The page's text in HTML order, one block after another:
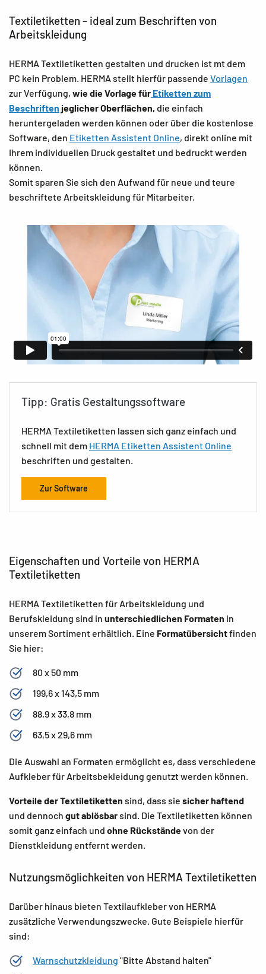
Textiletiketten - ideal zum Beschriften von
Arbeitskleidung
HERMA Textiletiketten gestalten und drucken ist mt dem
PC kein Problem. HERMA stellt hierfür passende Vorlagen
zur Verfügung, wie die Vorlage für Etiketten zum
Beschriften jeglicher Oberflächen, die einfach
heruntergeladen werden können oder über die kostenlose
Software, den Etiketten Assistent Online, direkt online mit
Ihrem individuellen Druck gestaltet und bedruckt werden
können.
Somit sparen Sie sich den Aufwand für neue und teure
beschriftete Arbeitskleidung für Mitarbeiter.
Tipp: Gratis Gestaltungssoftware
HERMA Textiletiketten lassen sich ganz einfach und
schnell mit dem HERMA Etiketten Assistent Online
beschriften und gestalten.
Zur Software
Eigenschaften und Vorteile von HERMA
Textiletiketten
HERMA Textiletiketten für Arbeitskleidung und
Berufskleidung sind in unterschiedlichen Formaten in
unserem Sortiment erhältlich. Eine Formatübersichtfinden
Sie hier:
80 x 50 mm
199,6 x 143,5 mm
88,9 x 33,8 mm
63,5 x 29,6 mm
Die Auswahl an Formaten ermöglicht es, dass verschiedene
Aufkleber für Arbeitsbekleidung genutzt werden können.
Vorteile der Textiletiketten sind, dass sie sicher haftend
und dennoch gut ablösbarsind. Die Textiletiketten können
somit ganz einfach und ohne Rückständevon der
Dienstkleidung entfernt werden.
Nutzungsmöglichkeiten von HERMA Textiletiketten
Darüber hinaus bieten Textilaufkleber von HERMA
zusätzliche Verwendungszwecke. Gute Beispiele hierfür
sind:
Warnschutzkleidung "Bitte Abstand halten"